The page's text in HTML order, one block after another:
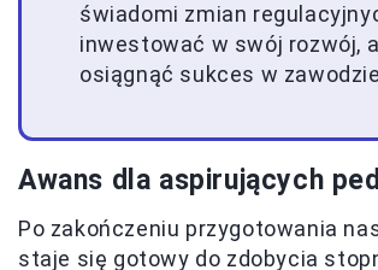
świadomi zmian
inwestować w swój rozwój,
osiągnąć sukces w
Awans dla aspirujących
Po zakończeniu przygotowania
staje się gotowy do zdobycia